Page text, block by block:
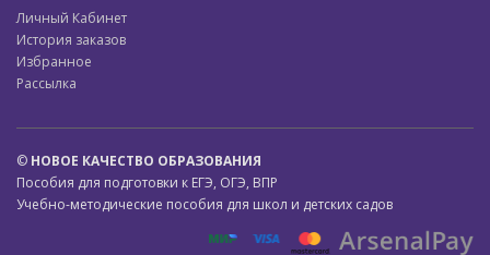
Личный Кабинет
История заказов
Избранное
Рассылка
© НОВОЕ КАЧЕСТВО ОБРАЗОВАНИЯ
Пособия для подготовки к ЕГЭ, ОГЭ, ВПР
Учебно-методические пособия для школ и детских садов